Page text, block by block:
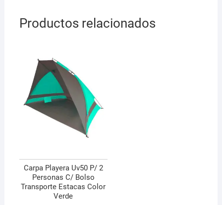
Productos relacionados
Carpa Playera Uv50 P/ 2
Personas C/ Bolso
Transporte Estacas Color
Verde